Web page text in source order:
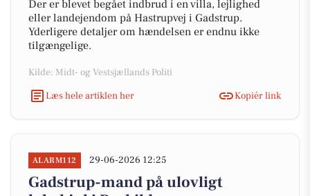
Der er blevet begået indbrud i en villa, lejlighed
eller landejendom på Hastrupvej i Gadstrup.
Yderligere detaljer om hændelsen er endnu ikke
tilgængelige.
Kilde: Midt- og Vestsjællands Politi
Læs hele artiklen her
Kopiér link
ALARM112 29-06-2026 12:25
Gadstrup-mand på ulovligt